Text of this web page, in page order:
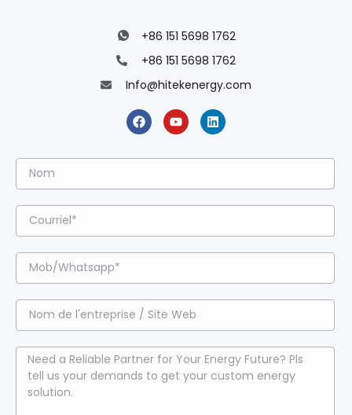
+86 151 5698 1762
+86 151 5698 1762
Info@hitekenergy.com